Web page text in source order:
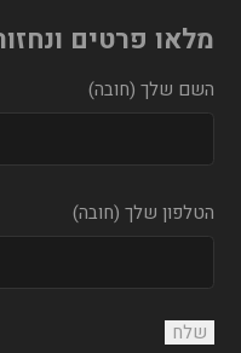
מלאו פרטים
השם שלך (חובה)
הטלפון שלך (חובה)